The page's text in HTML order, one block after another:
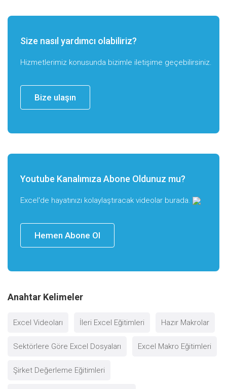
Size nasıl yardımcı olabiliriz?
Hizmetlerimiz konusunda bizimle iletişime geçebilirsiniz.
Bize ulaşın
Youtube Kanalımıza Abone Oldunuz mu?
Excel'de hayatınızı kolaylaştıracak videolar burada.
Hemen Abone Ol
Anahtar Kelimeler
Excel Videoları İleri Excel Eğitimleri Hazır Makrolar
Sektörlere Göre Excel Dosyaları Excel Makro Eğitimleri
Şirket Değerleme Eğitimleri